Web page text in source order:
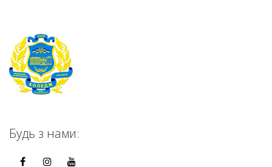
Будь з нами: